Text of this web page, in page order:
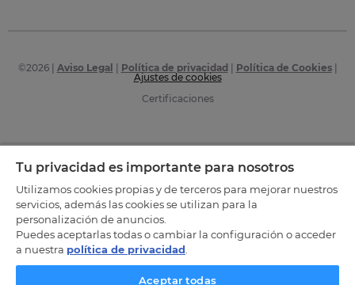
©2026| Aviso Legal Política de privacidad Política de Cookies|
Ajustes de cookies
Certificaciones
Tu privacidad es importante para nosotros
Utilizamos cookies propias y de terceros para mejorar nuestros
servicios, además las cookies se utilizan para la
personalización de anuncios.
Puedes aceptarlas todas o cambiar la configuración o acceder
a nuestra política de privacidad
Aceptar todas